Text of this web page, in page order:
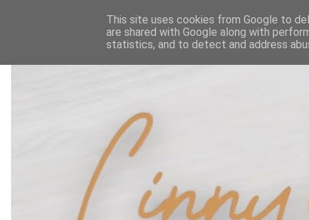
This site uses cookies from Google to
are shared with Google along with
statistics, and to detect and address